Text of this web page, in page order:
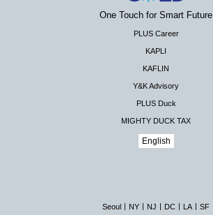
One Touch for Smart Future
PLUS Career
KAPLI
KAFLIN
Y&K Advisory
PLUS Duck
MIGHTY DUCK TAX
English
Seoul NY NJ DC LA SF